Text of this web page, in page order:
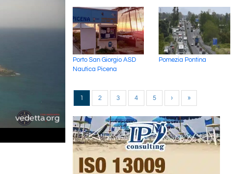
Porto San Giorgio ASD
Nautica Picena
Pomezia Pontina
1 2 3 4 5 › »